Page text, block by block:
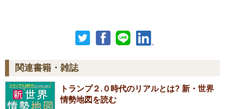
関連書籍・雑誌
トランプ２.０時代のリアルとは? 新・世界
情勢地図を読む